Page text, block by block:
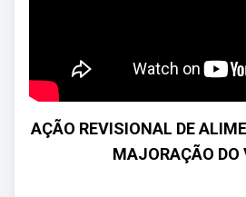
AÇÃO REVISIONAL DE
MAJORAÇÃO DO